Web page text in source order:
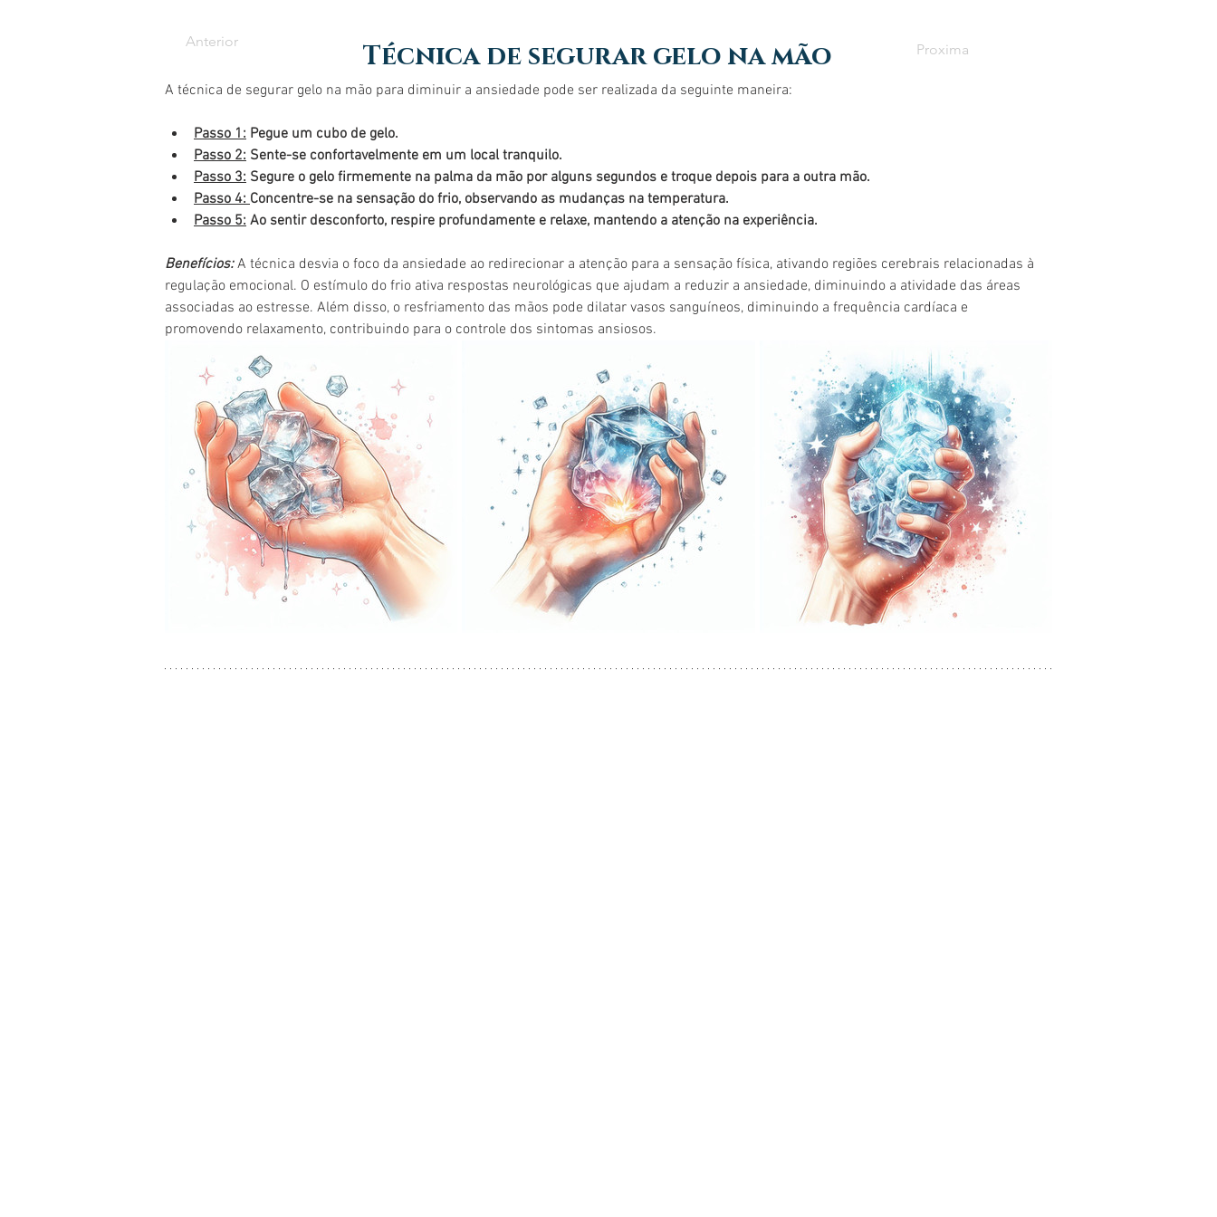
Anterior Técnica de segurar gelo na mão Proxima
A técnica de segurar gelo na mão para diminuir a ansiedade pode ser realizada da seguinte maneira:
Passo 1: Pegue um cubo de gelo.
Passo 2: Sente-se confortavelmente em um local tranquilo.
Passo 3: Segure o gelo firmemente na palma da mão por alguns segundos e troque depois para a outra mão.
Passo 4: Concentre-se na sensação do frio, observando as mudanças na temperatura.
Passo 5: Ao sentir desconforto, respire profundamente e relaxe, mantendo a atenção na experiência.
Benefícios: A técnica desvia o foco da ansiedade ao redirecionar a atenção para a sensação física, ativando regiões cerebrais relacionadas à
regulação emocional. O estímulo do frio ativa respostas neurológicas que ajudam a reduzir a ansiedade, diminuindo a atividade das áreas
associadas ao estresse. Além disso, o resfriamento das mãos pode dilatar vasos sanguíneos, diminuindo a frequência cardíaca e
promovendo relaxamento, contribuindo para o controle dos sintomas ansiosos.